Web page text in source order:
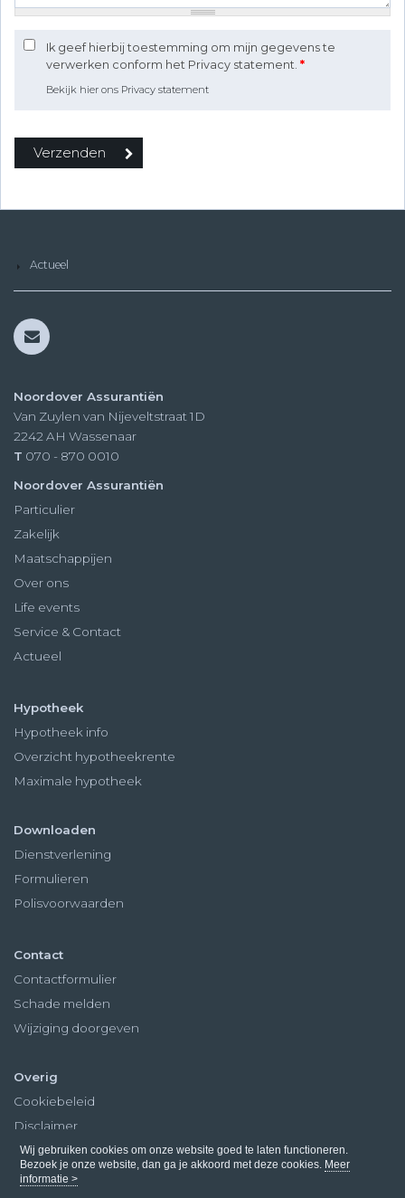
Wij gebruiken cookies om onze website goed te laten functioneren.
Bezoek je onze website, dan ga je akkoord met deze cookies. Meer
informatie >
Ik geef hierbij toestemming om mijn gegevens te
verwerken conform het Privacy statement. *
Bekijk hier ons Privacy statement
Actueel
Noordover Assurantiën
Van Zuylen van Nijeveltstraat 1D
2242 AH Wassenaar
T 070 - 870 0010
Noordover Assurantiën
Particulier
Zakelijk
Maatschappijen
Over ons
Life events
Service & Contact
Actueel
Hypotheek
Hypotheek info
Overzicht hypotheekrente
Maximale hypotheek
Downloaden
Dienstverlening
Formulieren
Polisvoorwaarden
Contact
Contactformulier
Schade melden
Wijziging doorgeven
Overig
Cookiebeleid
Disclaimer
Privacy